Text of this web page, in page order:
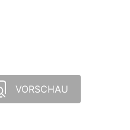
VORSCHAU